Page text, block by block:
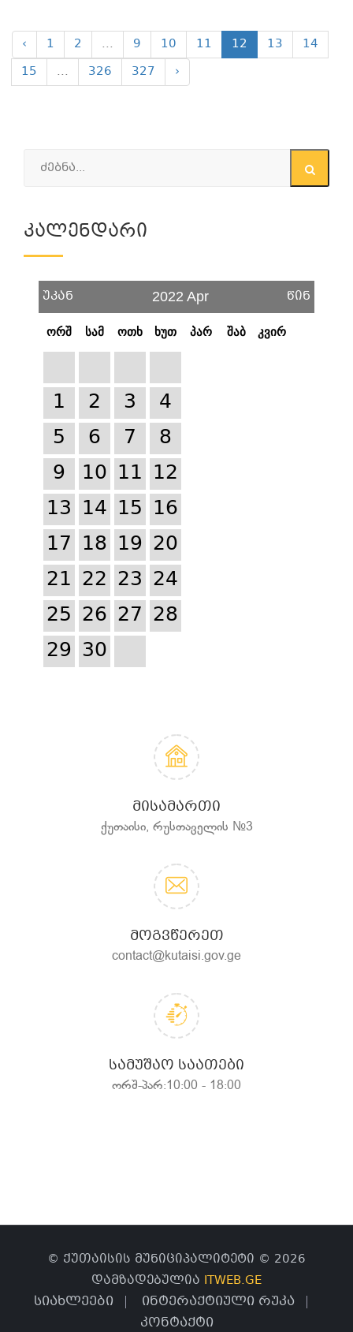
‹ 1 2 ... 9 10 11 12 13
14
15
... 326 327 ›
Კალენდარი
უკან 2022 Apr წინ
ორშ სამ ოთხ ხუთ პარ შაბ კვირ
1 2 3
4
5
6 7
8
9
10 11 12
13 14 15 16
17 18 19 20
21 22 23 24
25 26 27 28
29 30
ᲛᲘᲡᲐᲛᲐᲠᲗᲘ
ქუთაისი, რუსთაველის №3
ᲛᲝᲒᲕᲬᲔᲠᲔᲗ
contact@kutaisi.gov.ge
ᲡᲐᲛᲣᲨᲐᲝ ᲡᲐᲐᲗᲔᲑᲘ
ორშ-პარ:10:00 - 18:00
© ქუთაისის მუნიციპალიტეტი © 2026
დამზადებულია ITWEB.GE
სიახლეები
ინტერაქტიული რუკა
კონტაქტი